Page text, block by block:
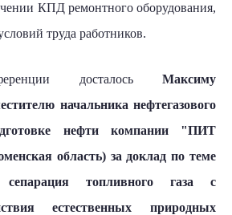
КПД ремонтного оборудования,
труда работников.
досталось Максиму
начальника нефтегазового
нефти компании "ПИТ
область) за доклад по теме
сепарация топливного газа с
естественных природных